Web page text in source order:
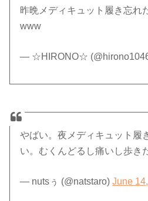
昨晩メディキュット履き忘れ
www
— ☆HIRONO☆
やばい。夜メディキュット履
い。むくんどるし痛いし歩き
— nutsぅ (@natstaro)June